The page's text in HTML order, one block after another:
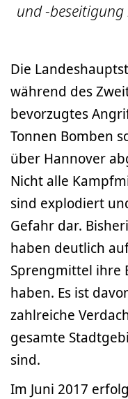
und -beseitigung
Die
während des
bevorzugtes
Tonnen Bomben
über Hannover
Nicht alle
sind explodiert
Gefahr dar.
haben deutlich
Sprengmittel ihre
haben. Es ist
zahlreiche
gesamte
sind.
Im Juni 2017